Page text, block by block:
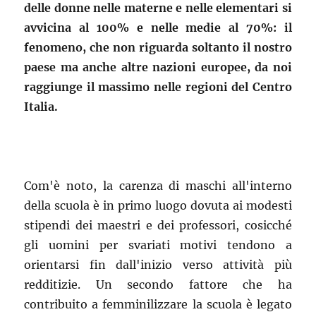
delle donne nelle materne e nelle elementari si
avvicina al 100% e nelle medie al 70%: il
fenomeno, che non riguarda soltanto il nostro
paese ma anche altre nazioni europee, da noi
raggiunge il massimo nelle regioni del Centro
Italia.
Com'è noto, la carenza di maschi all'interno
della scuola è in primo luogo dovuta ai modesti
stipendi dei maestri e dei professori, cosicché
gli uomini per svariati motivi tendono a
orientarsi fin dall'inizio verso attività più
redditizie. Un secondo fattore che ha
contribuito a femminilizzare la scuola è legato